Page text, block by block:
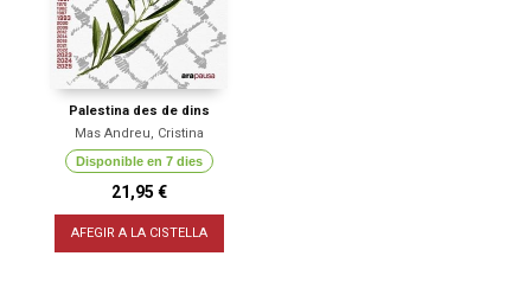
Palestina des de dins
Mas Andreu, Cristina
Disponible en 7 dies
21,95 €
AFEGIR A LA CISTELLA